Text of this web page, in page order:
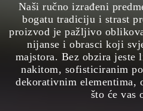
Naši ručno izrađeni
bogatu tradiciju i strast
proizvod je pažljivo
nijanse i obrasci koji
majstora. Bez obzira jeste
nakitom, sofisticiranim
dekorativnim elementima,
što će vas